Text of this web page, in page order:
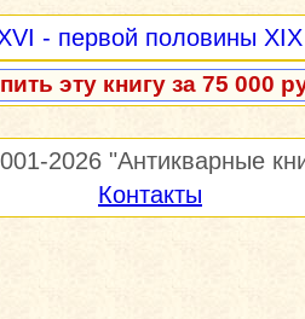
- первой половины
эту книгу за 75 000
2026 "Антикварные
Контакты